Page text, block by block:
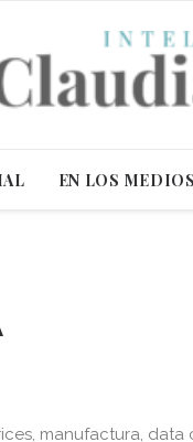
EN LOS MEDIOS
manufactura, data